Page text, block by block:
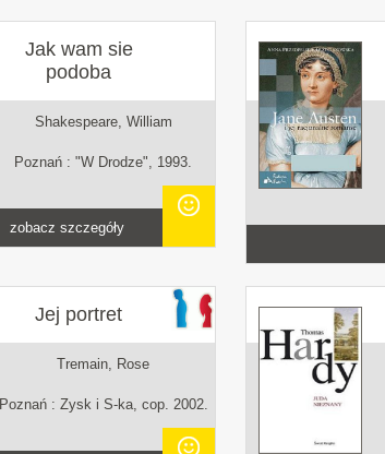
Jak wam sie
podoba
Shakespeare, William
Poznań : "W Drodze", 1993.
zobacz szczegóły
Jej portret
Tremain, Rose
Poznań : Zysk i S-ka, cop. 2002.